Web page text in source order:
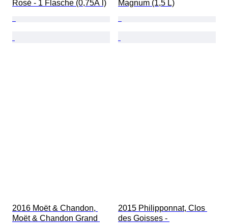
Rosé - 1 Flasche (0,75Â l)
Magnum (1,5 L)
2016 Moët & Chandon,
Moët & Chandon Grand
2015 Philipponnat, Clos
des Goisses -